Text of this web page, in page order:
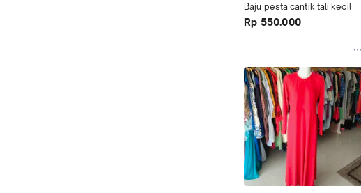
Baju pesta cantik tali kecil
Rp 550.000